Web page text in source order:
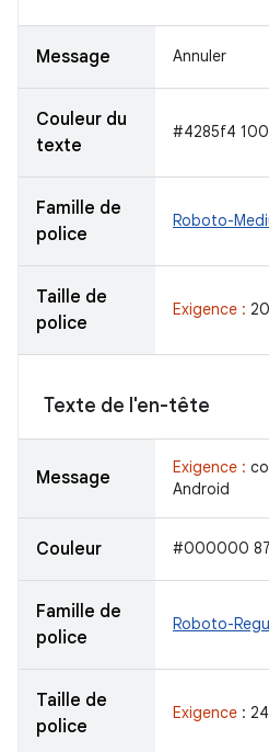
Message Annuler
Couleur du
texte
#4285f4
Famille de
police
Roboto-
Taille de
police
Exigence :
Texte de l'en-tête
Message Exigence :
Android
Couleur #000000
Famille de
police
Roboto-
Taille de
police
Exigence :